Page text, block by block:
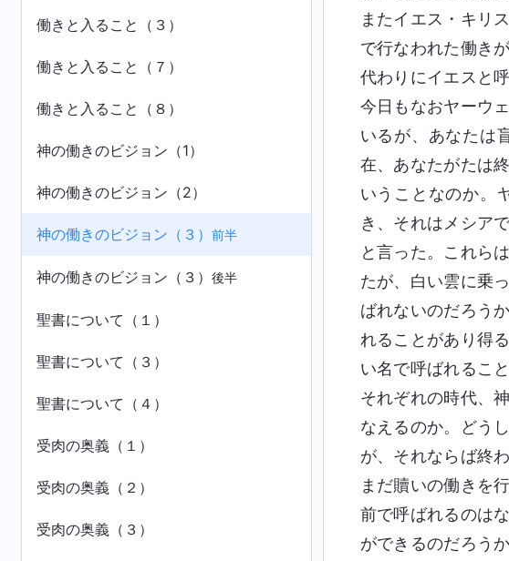
働きと入ること（３）
働きと入ること（７）
働きと入ること（８）
神の働きのビジョン（1）
神の働きのビジョン（2）
神の働きのビジョン（３） 前半
神の働きのビジョン（３） 後半
聖書について（１）
聖書について（３）
聖書について（４）
受肉の奥義（１）
受肉の奥義（２）
受肉の奥義（３）
またイエス・キリ
で行なわれた働き
代わりにイエスと
今日もなおヤーウ
いるが、あなたは
在、あなたがたは
いうことなのか。
き、それはメシア
と言った。これら
たが、白い雲に乗
ばれないのだろう
れることがあり得
い名で呼ばれるこ
それぞれの時代、
なえるのか。どう
が、それならば終
まだ贖いの働きを
前で呼ばれるのは
ができるのだろう